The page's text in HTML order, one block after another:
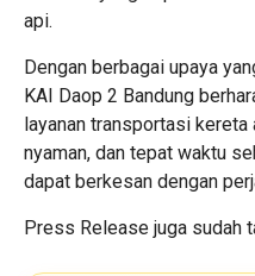
api.
Dengan berbagai upaya
KAI Daop 2 Bandung
layanan transportasi kereta
nyaman, dan tepat waktu
dapat berkesan dengan
Press Release juga sudah